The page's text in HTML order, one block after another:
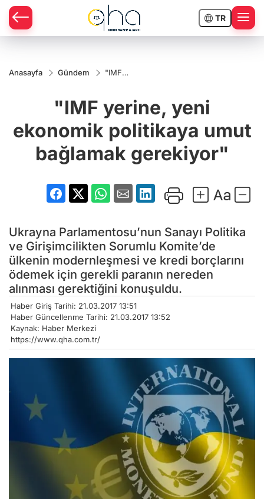
TR
Anasayfa Gündem
"IMF
ekonomik
politikaya
umut
bağlamak
gerekiyor"
"IMF yerine, yeni
ekonomik politikaya umut
bağlamak gerekiyor"
Ukrayna Parlamentosu’nun Sanayı Politika
ve Girişimcilikten Sorumlu Komite’de
ülkenin modernleşmesi ve kredi borçlarını
ödemek için gerekli paranın nereden
alınması gerektiğini konuşuldu.
Haber Giriş Tarihi: 21.03.2017 13:51
Haber Güncellenme Tarihi: 21.03.2017 13:52
Kaynak: Haber Merkezi
https://www.qha.com.tr/